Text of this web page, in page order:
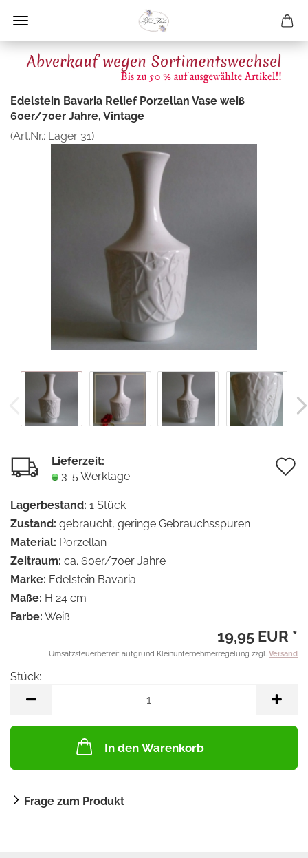
Edelstein Bavaria Relief Porzellan Vase weiß
60er/70er Jahre, Vintage
(Art.Nr.: Lager 31)
Lieferzeit:
3-5 Werktage
Lagerbestand: 1 Stück
Zustand: gebraucht, geringe Gebrauchsspuren
Material: Porzellan
Zeitraum: ca. 60er/70er Jahre
Marke: Edelstein Bavaria
Maße: H 24 cm
Farbe: Weiß
19,95 EUR *
Umsatzsteuerbefreit aufgrund Kleinunternehmerregelung zzgl. Versand
Stück:
In den Warenkorb
Frage zum Produkt